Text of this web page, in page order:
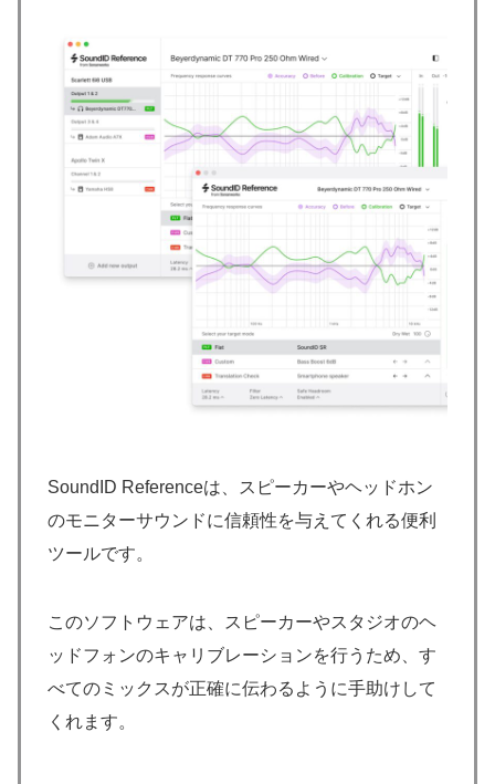
SoundID Referenceは、スピーカーやヘッドホン
のモニターサウンドに信頼性を与えてくれる便利
ツールです。
このソフトウェアは、スピーカーやスタジオのヘ
ッドフォンのキャリブレーションを行うため、す
べてのミックスが正確に伝わるように手助けして
くれます。